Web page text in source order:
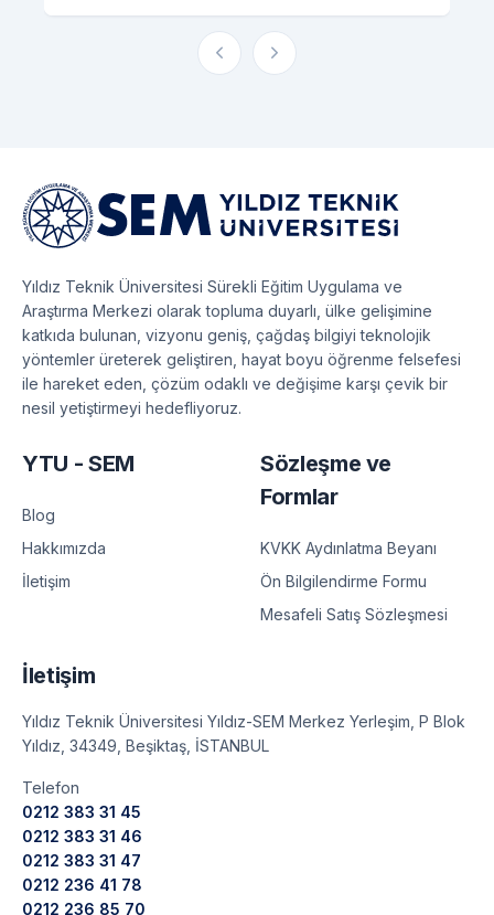
Yıldız Teknik Üniversitesi Sürekli Eğitim Uygulama ve
Araştırma Merkezi olarak topluma duyarlı, ülke gelişimine
katkıda bulunan, vizyonu geniş, çağdaş bilgiyi teknolojik
yöntemler üreterek geliştiren, hayat boyu öğrenme felsefesi
ile hareket eden, çözüm odaklı ve değişime karşı çevik bir
nesil yetiştirmeyi hedefliyoruz.
YTU - SEM
Blog
Hakkımızda
İletişim
Sözleşme ve
Formlar
KVKK Aydınlatma Beyanı
Ön Bilgilendirme Formu
Mesafeli Satış Sözleşmesi
İletişim
Yıldız Teknik Üniversitesi Yıldız-SEM Merkez Yerleşim, P Blok
Yıldız, 34349, Beşiktaş, İSTANBUL
Telefon
0212 383 31 45
0212 383 31 46
0212 383 31 47
0212 236 41 78
0212 236 85 70